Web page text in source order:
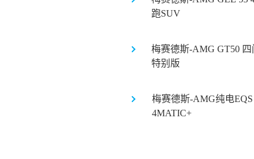
跑SUV
梅赛德斯-AMG GT50 四
特别版
梅赛德斯-AMG纯电EQS
4MATIC+